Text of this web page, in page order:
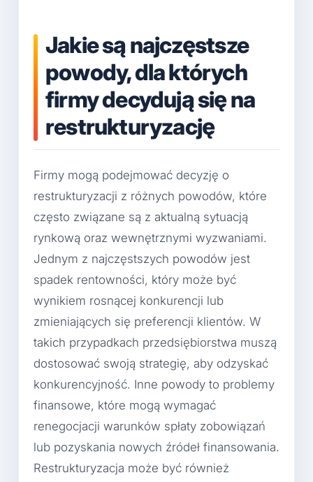
Jakie są najczęstsze
powody, dla których
firmy decydują się na
restrukturyzację
Firmy mogą podejmować decyzję o
restrukturyzacji z różnych powodów, które
często związane są z aktualną sytuacją
rynkową oraz wewnętrznymi wyzwaniami.
Jednym z najczęstszych powodów jest
spadek rentowności, który może być
wynikiem rosnącej konkurencji lub
zmieniających się preferencji klientów. W
takich przypadkach przedsiębiorstwa muszą
dostosować swoją strategię, aby odzyskać
konkurencyjność. Inne powody to problemy
finansowe, które mogą wymagać
renegocjacji warunków spłaty zobowiązań
lub pozyskania nowych źródeł finansowania.
Restrukturyzacja może być również